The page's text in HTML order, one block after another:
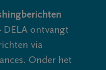
DELA ontvangt
via
Onder het